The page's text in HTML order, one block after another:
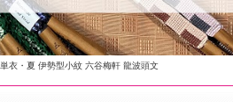
単衣・夏 伊勢型小紋 六谷梅軒 龍波頭文